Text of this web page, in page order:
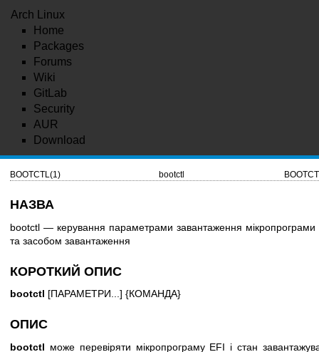
Arch Linux
Home
Packages
Forums
Wiki
GitLab
Security
AUR
Download
BOOTCTL(1) bootctl
НАЗВА
bootctl — керування параметрами завантаження мікропрограми
та засобом завантаження
КОРОТКИЙ ОПИС
bootctl [ПАРАМЕТРИ...] {КОМАНДА}
ОПИС
bootctl може перевіряти мікропрограму EFI і стан